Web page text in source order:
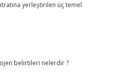
yerleştirilen üç temel
belirtileri nelerdir ?